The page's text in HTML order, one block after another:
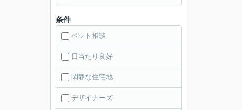
条件
ペット相談
日当たり良好
閑静な住宅地
デザイナーズ